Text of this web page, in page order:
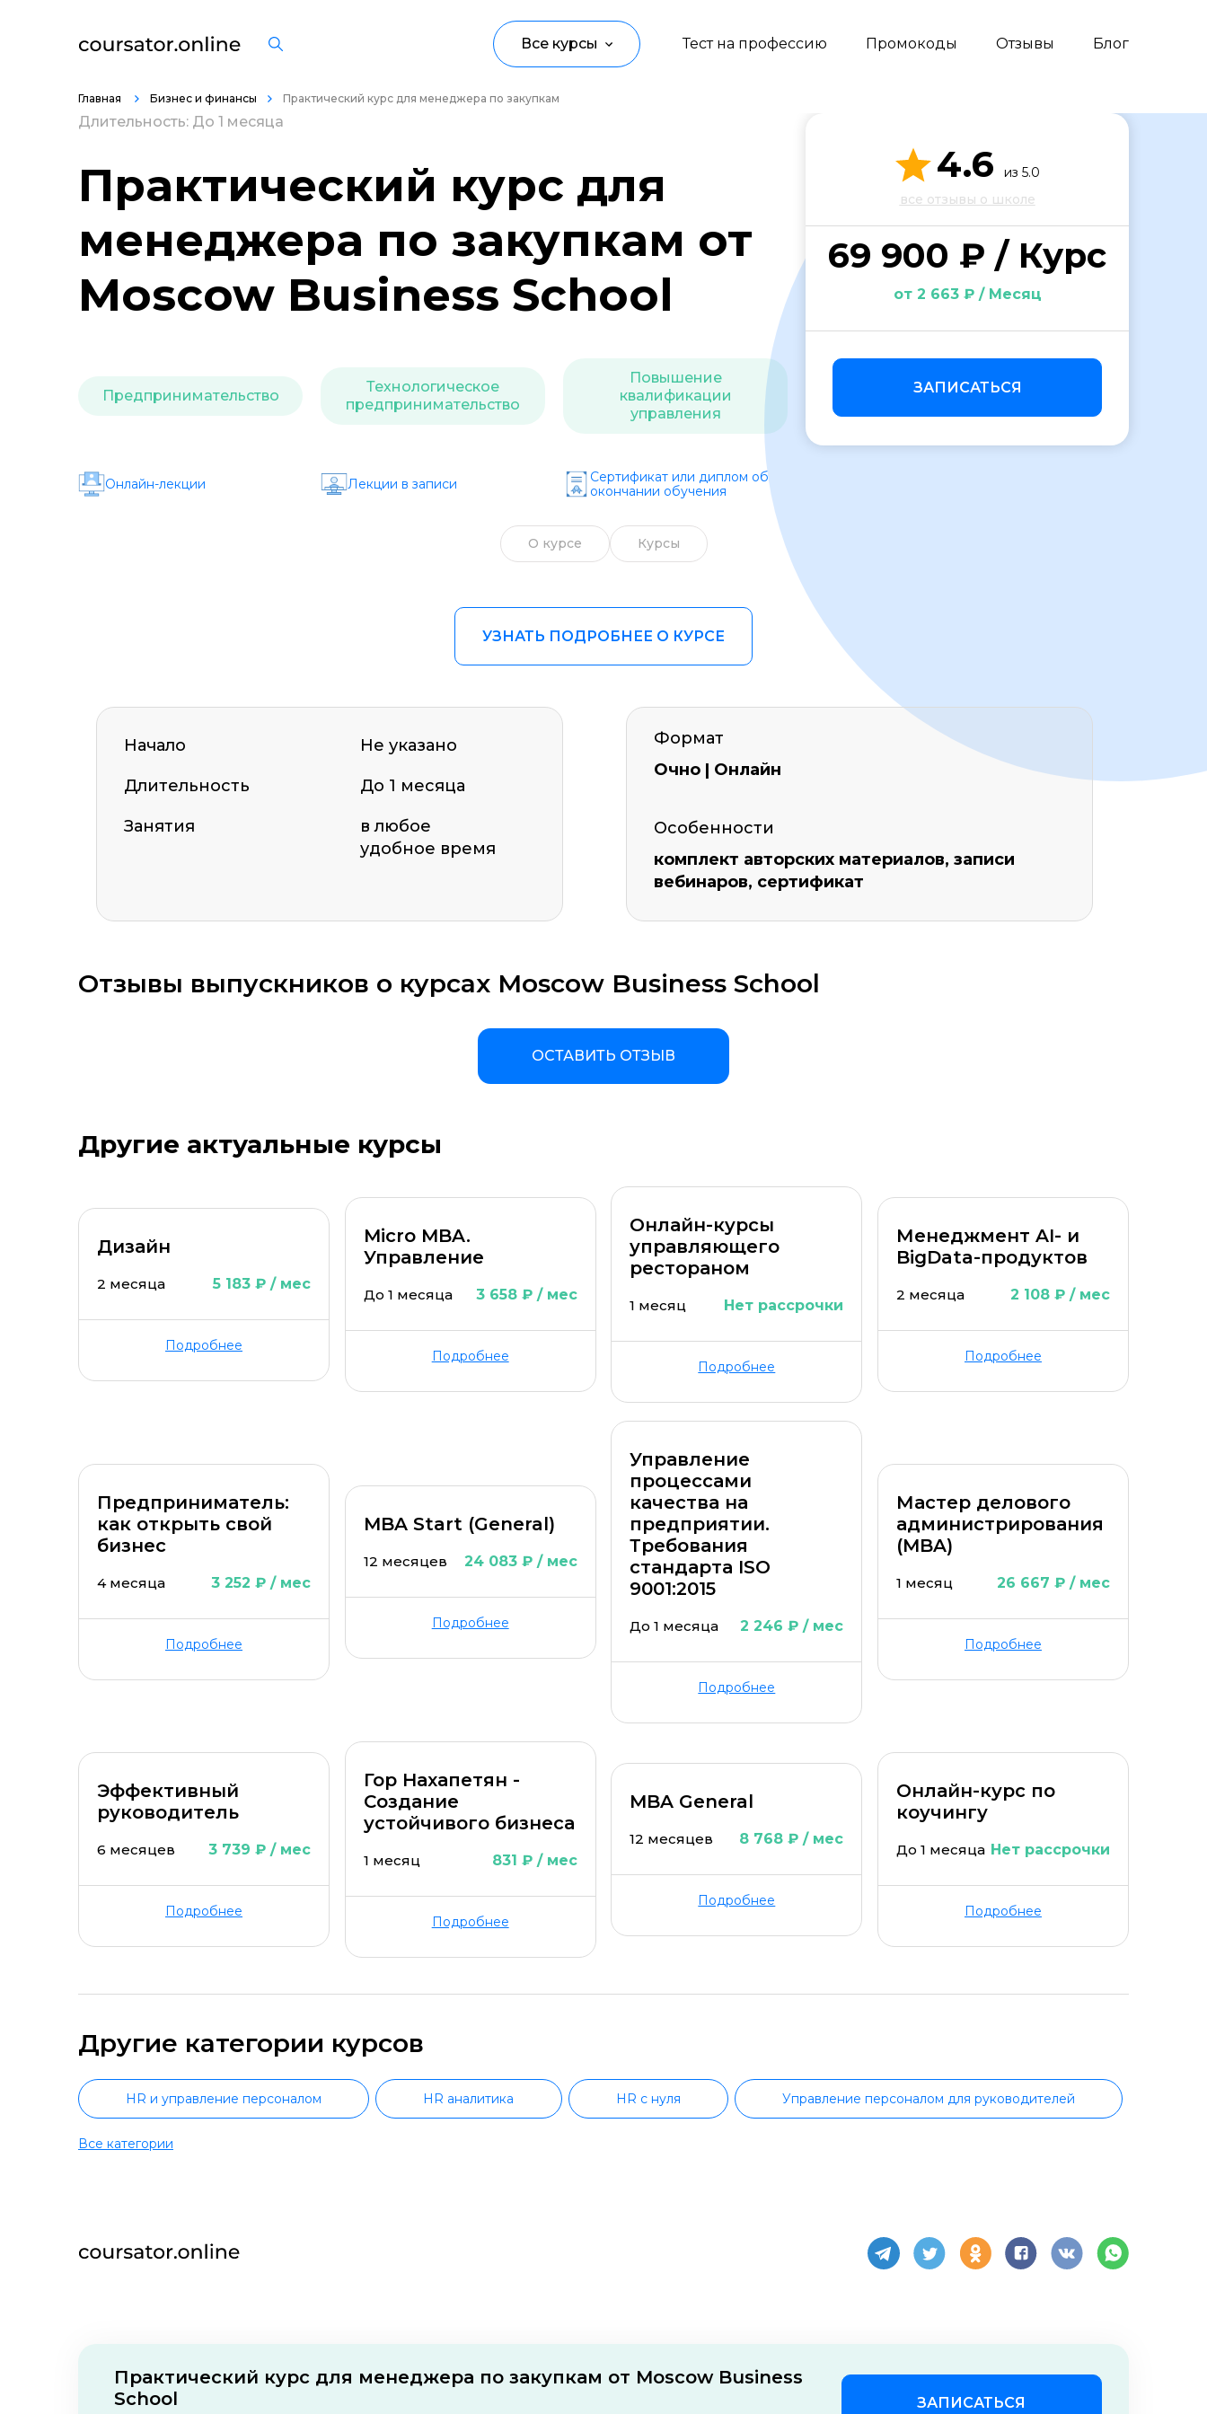
Тест на профессию Промокоды Отзывы Блог
Все курсы
Дизайн
Маркетинг
Аналитика
Создание контента
Саморазвитие
Рукоделие
Главная Бизнес и финансы Практический курс для менеджера по закупкам
Длительность: До 1 месяца
Практический курс для
менеджера по закупкам от
Moscow Business School
Предпринимательство
Технологическое
предпринимательство
Повышение
квалификации
управления
Онлайн-лекции Лекции в записи
Сертификат или диплом об
окончании обучения
4.6
из 5.0
все отзывы о школе
69 900 ₽ / Курс
от 2 663 ₽ / Месяц
ЗАПИСАТЬСЯ
О курсе Курсы
УЗНАТЬ ПОДРОБНЕЕ О КУРСЕ
Начало
Длительность
Занятия
Не указано
До 1 месяца
в любое
удобное время
Формат
Очно | Онлайн
Особенности
комплект авторских материалов, записи
вебинаров, сертификат
Отзывы выпускников о курсах Moscow Business School
ОСТАВИТЬ ОТЗЫВ
Другие актуальные курсы
Дизайн
2 месяца 5 183 ₽ / мес
Подробнее
Micro MBA.
Управление
До 1 месяца 3 658 ₽ / мес
Подробнее
Онлайн-курсы
управляющего
рестораном
1 месяц Нет рассрочки
Подробнее
Менеджмент AI- и
BigData-продуктов
2 месяца 2 108 ₽ / мес
Подробнее
Предприниматель:
как открыть свой
бизнес
4 месяца 3 252 ₽ / мес
Подробнее
MBA Start (General)
12 месяцев 24 083 ₽ / мес
Подробнее
Управление
процессами
качества на
предприятии.
Требования
стандарта ISO
9001:2015
До 1 месяца 2 246 ₽ / мес
Подробнее
Мастер делового
администрирования
(MBA)
1 месяц 26 667 ₽ / мес
Подробнее
Эффективный
руководитель
6 месяцев 3 739 ₽ / мес
Подробнее
Гор Нахапетян -
Создание
устойчивого бизнеса
1 месяц 831 ₽ / мес
Подробнее
MBA General
12 месяцев 8 768 ₽ / мес
Подробнее
Онлайн-курс по
коучингу
До 1 месяца Нет рассрочки
Подробнее
Другие категории курсов
HR и управление персоналом HR аналитика HR с нуля Управление персоналом для руководителей
Повышение квалификации HR
Деловые коммуникации Инфографика для маркетплейсов
Бюджетирование Инвестиции для начинающих
Все категории
Практический курс для менеджера по закупкам от Moscow Business
School
ЗАПИСАТЬСЯ
ОСТАВИТЬ КОММЕНТАРИЙ
Подача материала * Программа обучения * Уровень организации *
ОСТАВИТЬ ОТЗЫВ
О нас Контакты Отзывы о школах